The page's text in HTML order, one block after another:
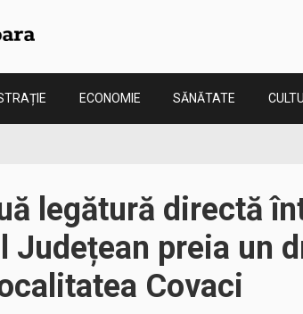
ECONOMIE SĂNĂTATE
legătură directă
Județean preia un
Covaci